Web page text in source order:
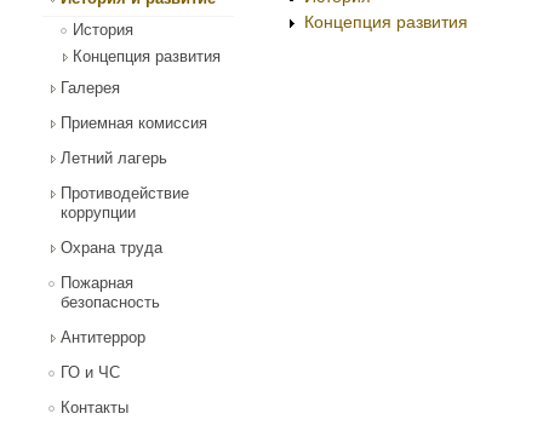
История
Концепция развития
Галерея
Приемная комиссия
Летний лагерь
Противодействие
коррупции
Охрана труда
Пожарная
безопасность
Антитеррор
ГО и ЧС
Контакты
Концепция развития